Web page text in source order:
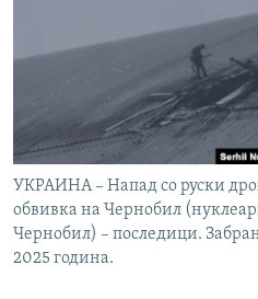
УКРАИНА – Напад со руски
обвивка на Чернобил
Чернобил) – последици.
2025 година.